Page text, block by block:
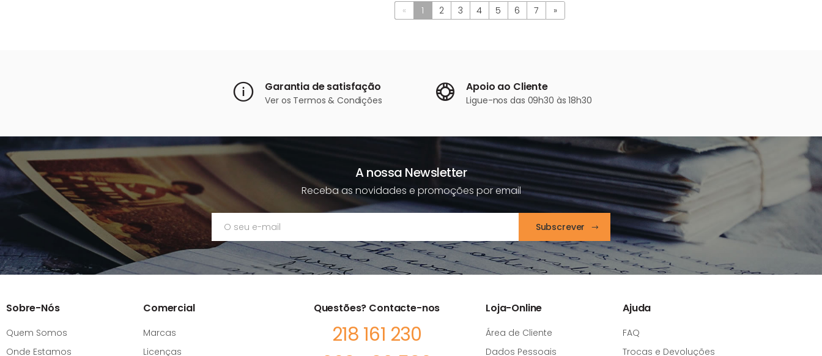
« 1 2 3 4 5 6 7 »
Garantia de satisfação
Ver os Termos & Condições
Apoio ao Cliente
Ligue-nos das 09h30 às 18h30
A nossa Newsletter
Receba as novidades e promoções por email
Subscrever
Sobre-Nós
Quem Somos
Onde Estamos
Comercial
Marcas
Licenças
Questões? Contacte-nos
218 161 230
Loja-Online
Área de Cliente
Dados Pessoais
Ajuda
FAQ
Trocas e Devoluções